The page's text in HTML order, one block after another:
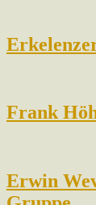
Frank
Erwin